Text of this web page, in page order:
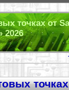
точках от
2026